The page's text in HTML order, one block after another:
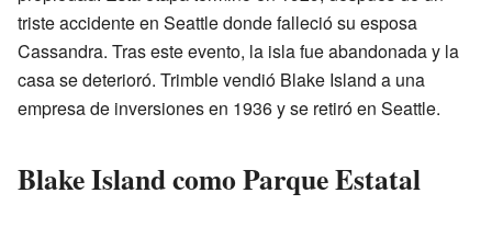
triste accidente en Seattle donde falleció su esposa
Cassandra. Tras este evento, la isla fue abandonada y la
casa se deterioró. Trimble vendió Blake Island a una
empresa de inversiones en 1936 y se retiró en Seattle.
Blake Island como Parque Estatal